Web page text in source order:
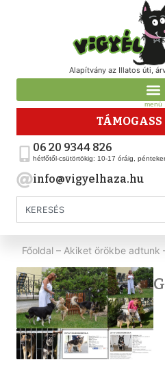
Alapítvány az Illatos úti,
menü
TÁMOGASS
06 20 9344 826
hétfőtől-csütörtökig: 10-17 óráig,
info@vigyelhaza.hu
Főoldal – Akiket örökbe adtunk